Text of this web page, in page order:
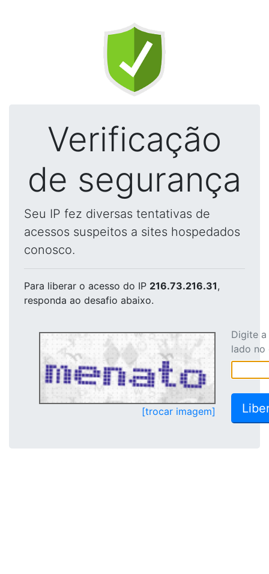
Verificação
de segurança
Seu IP fez diversas tentativas de
acessos suspeitos a sites hospedados
conosco.
Para liberar o acesso do IP 216.73.216.31,
responda ao desafio abaixo.
[trocar imagem]
Digite
lado no